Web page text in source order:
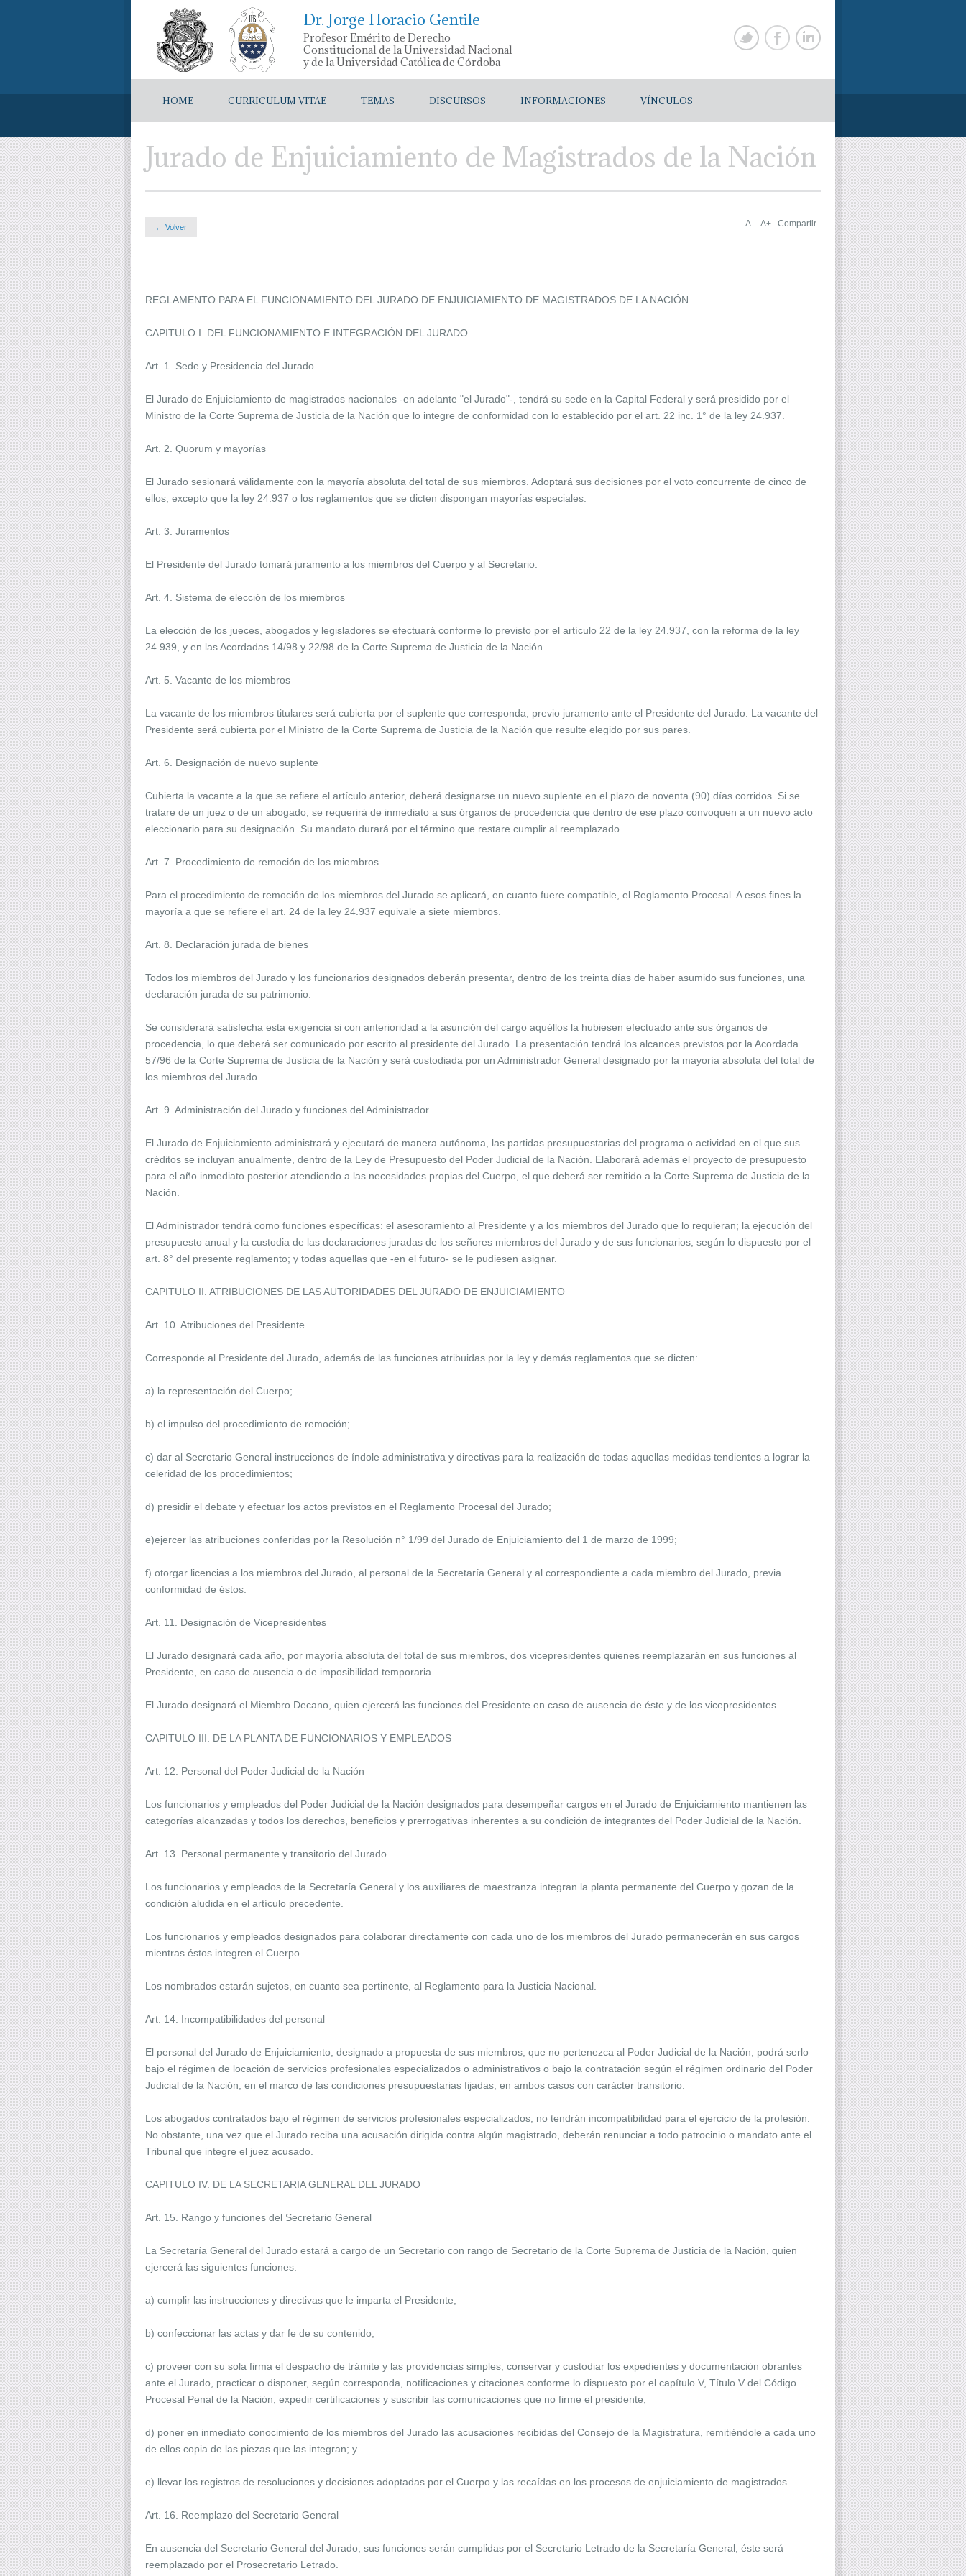
Dr. Jorge Horacio Gentile
Profesor Emérito de Derecho
Constitucional de la Universidad Nacional
y de la Universidad Católica de Córdoba
HOME CURRICULUM VITAE TEMAS DISCURSOS INFORMACIONES VÍNCULOS
Jurado de Enjuiciamiento de Magistrados de la Nación
← Volver A- A+ Compartir
REGLAMENTO PARA EL FUNCIONAMIENTO DEL JURADO DE ENJUICIAMIENTO DE MAGISTRADOS DE LA NACIÓN.
CAPITULO I. DEL FUNCIONAMIENTO E INTEGRACIÓN DEL JURADO
Art. 1. Sede y Presidencia del Jurado
El Jurado de Enjuiciamiento de magistrados nacionales -en adelante "el Jurado"-, tendrá su sede en la Capital Federal y será presidido por el
Ministro de la Corte Suprema de Justicia de la Nación que lo integre de conformidad con lo establecido por el art. 22 inc. 1° de la ley 24.937.
Art. 2. Quorum y mayorías
El Jurado sesionará válidamente con la mayoría absoluta del total de sus miembros. Adoptará sus decisiones por el voto concurrente de cinco de
ellos, excepto que la ley 24.937 o los reglamentos que se dicten dispongan mayorías especiales.
Art. 3. Juramentos
El Presidente del Jurado tomará juramento a los miembros del Cuerpo y al Secretario.
Art. 4. Sistema de elección de los miembros
La elección de los jueces, abogados y legisladores se efectuará conforme lo previsto por el artículo 22 de la ley 24.937, con la reforma de la ley
24.939, y en las Acordadas 14/98 y 22/98 de la Corte Suprema de Justicia de la Nación.
Art. 5. Vacante de los miembros
La vacante de los miembros titulares será cubierta por el suplente que corresponda, previo juramento ante el Presidente del Jurado. La vacante del
Presidente será cubierta por el Ministro de la Corte Suprema de Justicia de la Nación que resulte elegido por sus pares.
Art. 6. Designación de nuevo suplente
Cubierta la vacante a la que se refiere el artículo anterior, deberá designarse un nuevo suplente en el plazo de noventa (90) días corridos. Si se
tratare de un juez o de un abogado, se requerirá de inmediato a sus órganos de procedencia que dentro de ese plazo convoquen a un nuevo acto
eleccionario para su designación. Su mandato durará por el término que restare cumplir al reemplazado.
Art. 7. Procedimiento de remoción de los miembros
Para el procedimiento de remoción de los miembros del Jurado se aplicará, en cuanto fuere compatible, el Reglamento Procesal. A esos fines la
mayoría a que se refiere el art. 24 de la ley 24.937 equivale a siete miembros.
Art. 8. Declaración jurada de bienes
Todos los miembros del Jurado y los funcionarios designados deberán presentar, dentro de los treinta días de haber asumido sus funciones, una
declaración jurada de su patrimonio.
Se considerará satisfecha esta exigencia si con anterioridad a la asunción del cargo aquéllos la hubiesen efectuado ante sus órganos de
procedencia, lo que deberá ser comunicado por escrito al presidente del Jurado. La presentación tendrá los alcances previstos por la Acordada
57/96 de la Corte Suprema de Justicia de la Nación y será custodiada por un Administrador General designado por la mayoría absoluta del total de
los miembros del Jurado.
Art. 9. Administración del Jurado y funciones del Administrador
El Jurado de Enjuiciamiento administrará y ejecutará de manera autónoma, las partidas presupuestarias del programa o actividad en el que sus
créditos se incluyan anualmente, dentro de la Ley de Presupuesto del Poder Judicial de la Nación. Elaborará además el proyecto de presupuesto
para el año inmediato posterior atendiendo a las necesidades propias del Cuerpo, el que deberá ser remitido a la Corte Suprema de Justicia de la
Nación.
El Administrador tendrá como funciones específicas: el asesoramiento al Presidente y a los miembros del Jurado que lo requieran; la ejecución del
presupuesto anual y la custodia de las declaraciones juradas de los señores miembros del Jurado y de sus funcionarios, según lo dispuesto por el
art. 8° del presente reglamento; y todas aquellas que -en el futuro- se le pudiesen asignar.
CAPITULO II. ATRIBUCIONES DE LAS AUTORIDADES DEL JURADO DE ENJUICIAMIENTO
Art. 10. Atribuciones del Presidente
Corresponde al Presidente del Jurado, además de las funciones atribuidas por la ley y demás reglamentos que se dicten:
a) la representación del Cuerpo;
b) el impulso del procedimiento de remoción;
c) dar al Secretario General instrucciones de índole administrativa y directivas para la realización de todas aquellas medidas tendientes a lograr la
celeridad de los procedimientos;
d) presidir el debate y efectuar los actos previstos en el Reglamento Procesal del Jurado;
e)ejercer las atribuciones conferidas por la Resolución n° 1/99 del Jurado de Enjuiciamiento del 1 de marzo de 1999;
f) otorgar licencias a los miembros del Jurado, al personal de la Secretaría General y al correspondiente a cada miembro del Jurado, previa
conformidad de éstos.
Art. 11. Designación de Vicepresidentes
El Jurado designará cada año, por mayoría absoluta del total de sus miembros, dos vicepresidentes quienes reemplazarán en sus funciones al
Presidente, en caso de ausencia o de imposibilidad temporaria.
El Jurado designará el Miembro Decano, quien ejercerá las funciones del Presidente en caso de ausencia de éste y de los vicepresidentes.
CAPITULO III. DE LA PLANTA DE FUNCIONARIOS Y EMPLEADOS
Art. 12. Personal del Poder Judicial de la Nación
Los funcionarios y empleados del Poder Judicial de la Nación designados para desempeñar cargos en el Jurado de Enjuiciamiento mantienen las
categorías alcanzadas y todos los derechos, beneficios y prerrogativas inherentes a su condición de integrantes del Poder Judicial de la Nación.
Art. 13. Personal permanente y transitorio del Jurado
Los funcionarios y empleados de la Secretaría General y los auxiliares de maestranza integran la planta permanente del Cuerpo y gozan de la
condición aludida en el artículo precedente.
Los funcionarios y empleados designados para colaborar directamente con cada uno de los miembros del Jurado permanecerán en sus cargos
mientras éstos integren el Cuerpo.
Los nombrados estarán sujetos, en cuanto sea pertinente, al Reglamento para la Justicia Nacional.
Art. 14. Incompatibilidades del personal
El personal del Jurado de Enjuiciamiento, designado a propuesta de sus miembros, que no pertenezca al Poder Judicial de la Nación, podrá serlo
bajo el régimen de locación de servicios profesionales especializados o administrativos o bajo la contratación según el régimen ordinario del Poder
Judicial de la Nación, en el marco de las condiciones presupuestarias fijadas, en ambos casos con carácter transitorio.
Los abogados contratados bajo el régimen de servicios profesionales especializados, no tendrán incompatibilidad para el ejercicio de la profesión.
No obstante, una vez que el Jurado reciba una acusación dirigida contra algún magistrado, deberán renunciar a todo patrocinio o mandato ante el
Tribunal que integre el juez acusado.
CAPITULO IV. DE LA SECRETARIA GENERAL DEL JURADO
Art. 15. Rango y funciones del Secretario General
La Secretaría General del Jurado estará a cargo de un Secretario con rango de Secretario de la Corte Suprema de Justicia de la Nación, quien
ejercerá las siguientes funciones:
a) cumplir las instrucciones y directivas que le imparta el Presidente;
b) confeccionar las actas y dar fe de su contenido;
c) proveer con su sola firma el despacho de trámite y las providencias simples, conservar y custodiar los expedientes y documentación obrantes
ante el Jurado, practicar o disponer, según corresponda, notificaciones y citaciones conforme lo dispuesto por el capítulo V, Título V del Código
Procesal Penal de la Nación, expedir certificaciones y suscribir las comunicaciones que no firme el presidente;
d) poner en inmediato conocimiento de los miembros del Jurado las acusaciones recibidas del Consejo de la Magistratura, remitiéndole a cada uno
de ellos copia de las piezas que las integran; y
e) llevar los registros de resoluciones y decisiones adoptadas por el Cuerpo y las recaídas en los procesos de enjuiciamiento de magistrados.
Art. 16. Reemplazo del Secretario General
En ausencia del Secretario General del Jurado, sus funciones serán cumplidas por el Secretario Letrado de la Secretaría General; éste será
reemplazado por el Prosecretario Letrado.